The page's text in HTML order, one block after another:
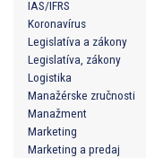
IAS/IFRS
Koronavírus
Legislatíva a zákony
Legislatíva, zákony
Logistika
Manažérske zručnosti
Manažment
Marketing
Marketing a predaj